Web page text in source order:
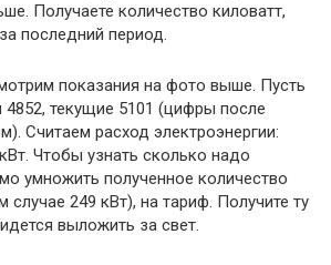
Получаете количество киловатт,
последний период.
показания на фото выше. Пусть
текущие 5101 (цифры после
Считаем расход электроэнергии:
Чтобы узнать сколько надо
умножить полученное количество
случае 249 кВт), на тариф. Получите ту
выложить за свет.